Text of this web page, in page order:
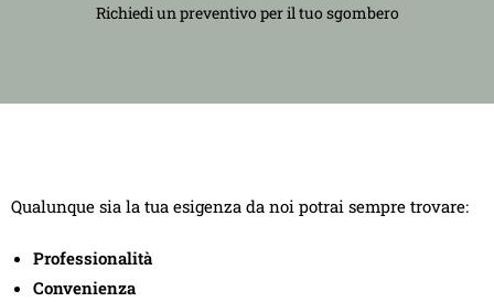
Richiedi un preventivo per il tuo sgombero
Qualunque sia la tua esigenza da noi potrai sempre trovare:
Professionalità
Convenienza